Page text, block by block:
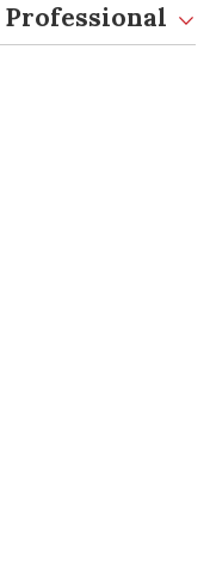
Professional